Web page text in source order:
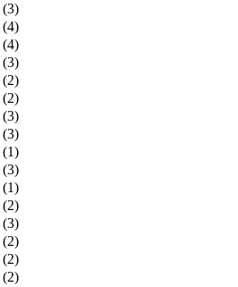
(3)
(4)
(4)
(3)
(2)
(2)
(3)
(3)
(1)
(3)
(1)
(2)
(3)
(2)
(2)
(2)